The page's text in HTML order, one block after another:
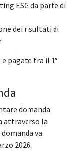
ESG da parte di
dei risultati di
pagate tra il 1°
domanda
attraverso la
va
2026.